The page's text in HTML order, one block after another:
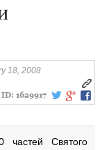
18, 2008
ID: 1629917
частей Святого